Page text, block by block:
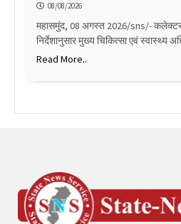
08/08/2026
महासमुंद, 08 अगस्त 2026/sns/-
निर्देशानुसार मुख्य चिकित्सा एवं स्वास्थ्य
Read More..